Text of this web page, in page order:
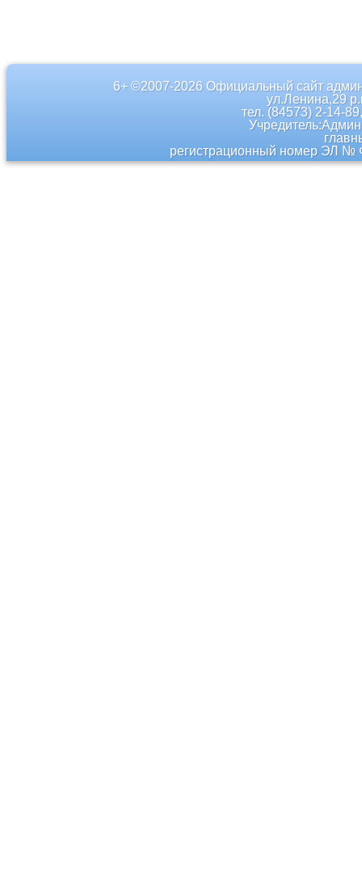
6+ ©2007-2026 Официальный сайт
ул.Ленина,29
тел. (84573) 2-14-
регистрационный номер ЭЛ №